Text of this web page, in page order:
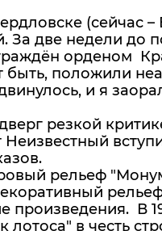
(сейчас –
За две недели до
орденом
положили
и я
резкой
рельеф
произведения. В
в честь